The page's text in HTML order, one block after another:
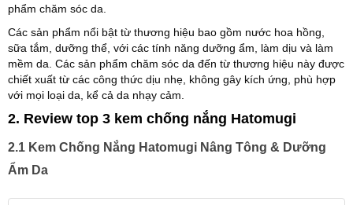
phẩm chăm sóc da.
Các sản phẩm nổi bật từ thương hiệu bao gồm nước hoa hồng,
sữa tắm, dưỡng thể, với các tính năng dưỡng ẩm, làm dịu và làm
mềm da. Các sản phẩm chăm sóc da đến từ thương hiệu này được
chiết xuất từ các công thức dịu nhẹ, không gây kích ứng, phù hợp
với mọi loại da, kể cả da nhạy cảm.
2. Review top 3 kem chống nắng Hatomugi
2.1 Kem Chống Nắng Hatomugi Nâng Tông & Dưỡng
Ẩm Da